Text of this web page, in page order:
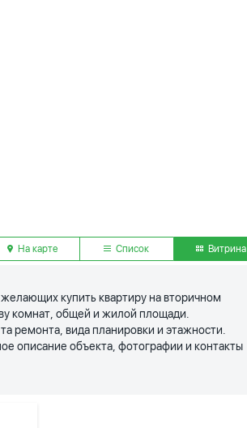
На карте Список Витрина
купить квартиру на вторичном
комнат, общей и жилой площади.
ремонта, вида планировки и этажности.
описание объекта, фотографии и контакты